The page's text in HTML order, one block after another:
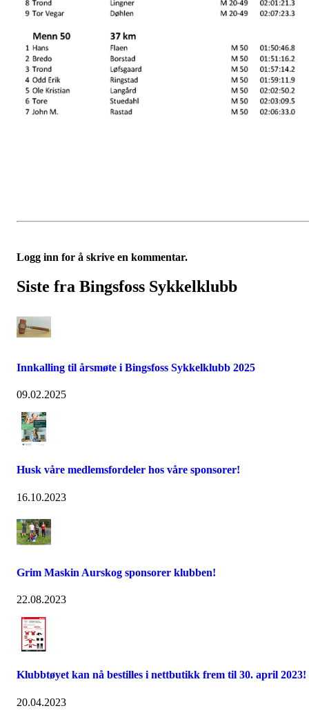
Logg inn for å skrive en kommentar.
Siste fra Bingsfoss Sykkelklubb
Innkalling til årsmøte i Bingsfoss Sykkelklubb 2025
09.02.2025
Husk våre medlemsfordeler hos våre sponsorer!
16.10.2023
Grim Maskin Aurskog sponsorer klubben!
22.08.2023
Klubbtøyet kan nå bestilles i nettbutikk frem til 30. april 2023!
20.04.2023